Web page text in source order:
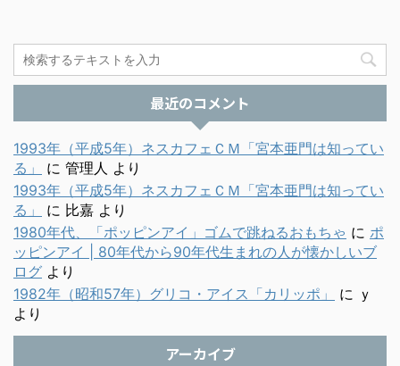
最近のコメント
1993年（平成5年）ネスカフェＣＭ「宮本亜門は知ってい
る」
に 管理人 より
1993年（平成5年）ネスカフェＣＭ「宮本亜門は知ってい
る」
に 比嘉 より
1980年代、「ポッピンアイ」ゴムで跳ねるおもちゃ に ポ
ッピンアイ | 80年代から90年代生まれの人が懐かしいブ
ログ より
1982年（昭和57年）グリコ・アイス「カリッポ」
に ｙ
より
アーカイブ